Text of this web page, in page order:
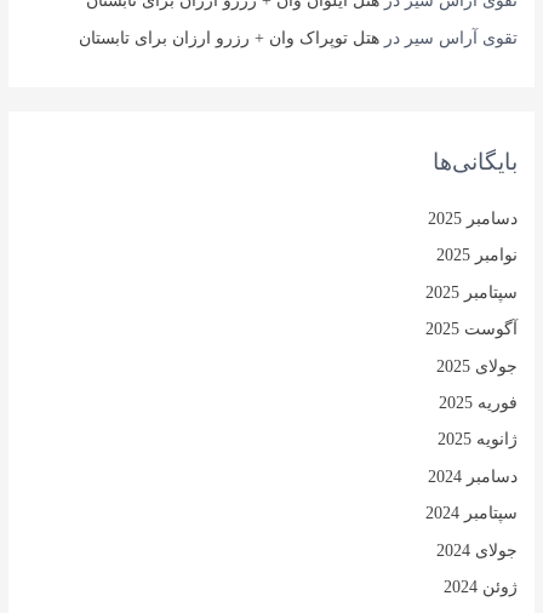
تقوی آراس سیر درهتل توپراک وان + رزرو ارزان برای تابستان
بایگانی‌ها
دسامبر 2025
نوامبر 2025
سپتامبر 2025
آگوست 2025
جولای 2025
فوریه 2025
ژانویه 2025
دسامبر 2024
سپتامبر 2024
جولای 2024
ژوئن 2024